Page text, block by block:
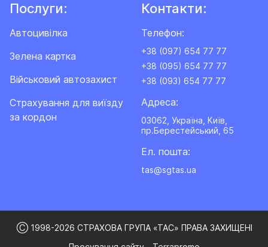
Послуги:
Автоцивілка
Зелена картка
Військовий автозахист
Cтрахування для виїзду
за кордон
Контакти:
Телефон:
+38 (097) 654 77 77
+38 (095) 654 77 77
+38 (093) 654 77 77
Адреса:
03062, Україна, Київ,
пр.Берестейський, 65
Ел. пошта:
tas@sgtas.ua
Ⓒ 1998-2026 СТРАХОВА ГРУПА «ТАС» ПРАВА ЗАХИЩЕНІ